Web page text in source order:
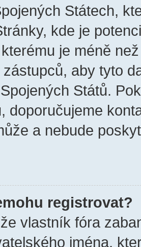
Státech,
kde je
je méně
aby tyto
Států.
doporučujeme
a nebude
registrovat?
vlastník fóra
jména,